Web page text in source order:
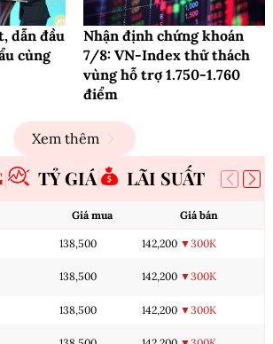
dẫn đầu
cùng
Nhận định chứng khoán
7/8: VN-Index thử thách
vùng hỗ trợ 1.750-1.760
điểm
Xem thêm
TỶ GIÁ LÃI SUẤT
Giá mua Giá bán
138,500 142,200 ▼300K
138,500 142,200 ▼300K
138,500 142,200 ▼300K